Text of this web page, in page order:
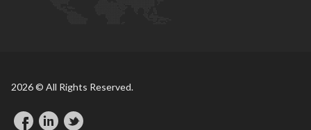
2026 © All Rights Reserved.